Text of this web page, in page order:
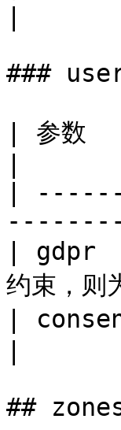
###
| 参数
|
| gdpr
约束，
|
##